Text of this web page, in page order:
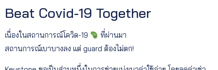
Beat Covid-19 Together
เนื่องในสถานการณ์โควิด-19
ที่ผ่านมา
สถานการณ์เบาบางลง แต่ guard ต้องไม่ตก!